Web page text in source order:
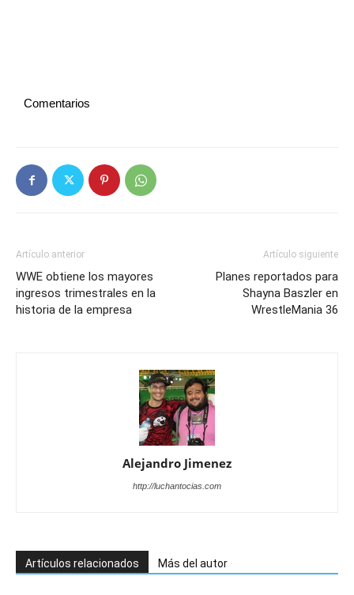
Comentarios
Artículo anterior
WWE obtiene los mayores
ingresos trimestrales en la
historia de la empresa
Artículo siguiente
Planes reportados para
Shayna Baszler en
WrestleMania 36
Alejandro Jimenez
http://luchantocias.com
Artículos relacionados Más del autor